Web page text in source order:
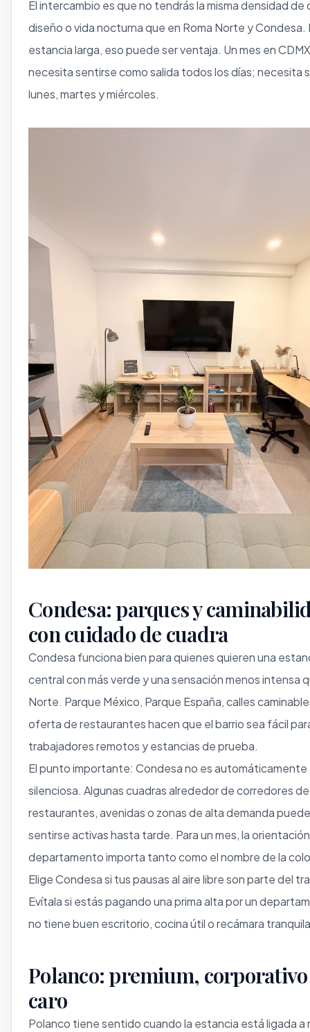
El intercambio es que no tendrás la misma densidad de
diseño o vida nocturna que en Roma Norte y Condesa.
estancia larga, eso puede ser ventaja. Un mes en
necesita sentirse como salida todos los días; necesita
lunes, martes y miércoles.
Condesa: parques y
con cuidado de cuadra
Condesa funciona bien para quienes quieren una
central con más verde y una sensación menos intensa
Norte. Parque México, Parque España, calles
oferta de restaurantes hacen que el barrio sea fácil
trabajadores remotos y estancias de prueba.
El punto importante: Condesa no es automáticamente
silenciosa. Algunas cuadras alrededor de corredores de
restaurantes, avenidas o zonas de alta demanda
sentirse activas hasta tarde. Para un mes, la
departamento importa tanto como el nombre de la
Elige Condesa si tus pausas al aire libre son parte del
Evítala si estás pagando una prima alta por un
no tiene buen escritorio, cocina útil o recámara
Polanco: premium, corporativo
caro
Polanco tiene sentido cuando la estancia está ligada a